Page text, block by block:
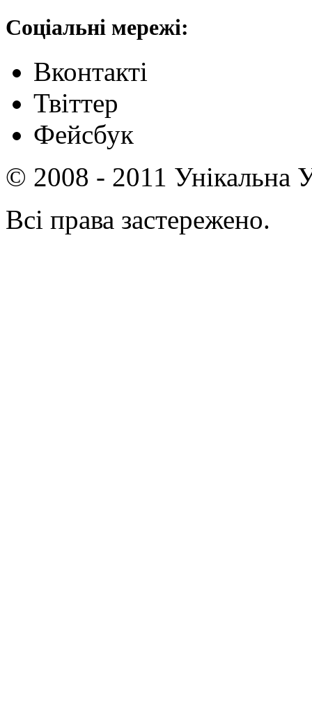
Соціальні мережі:
Вконтакті
Твіттер
Фейсбук
© 2008 - 2011 Унікальна
Всі права застережено.